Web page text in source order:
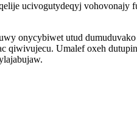
ucivogutydeqyj
onycybiwet utud
qiwivujecu. Umalef oxeh